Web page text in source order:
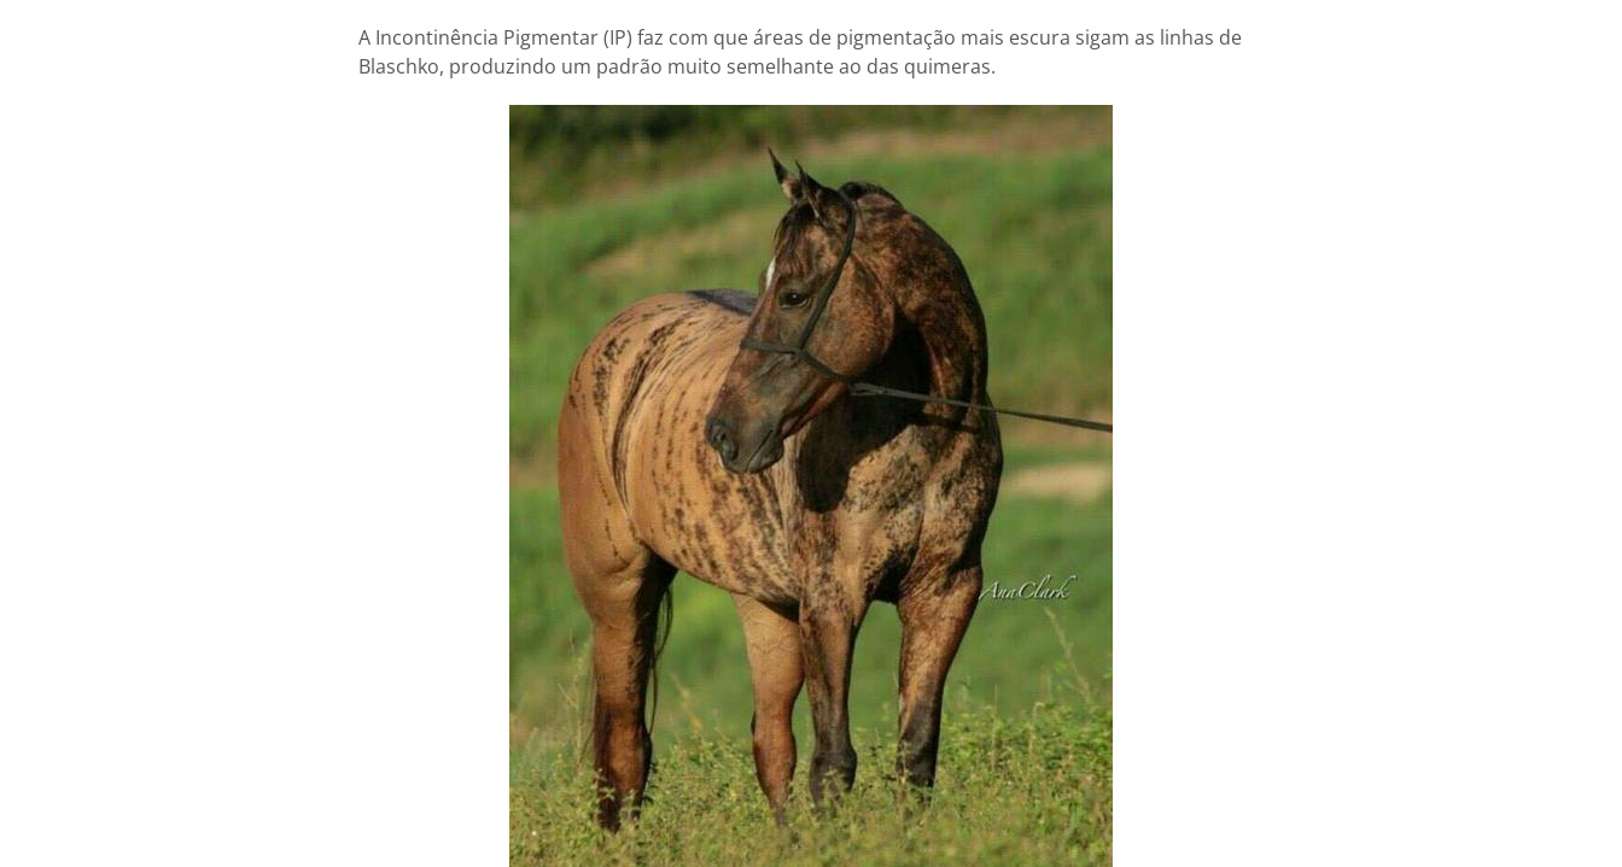
A Incontinência Pigmentar (IP) faz com que áreas de pigmentação mais escura sigam as linhas de
Blaschko, produzindo um padrão muito semelhante ao das quimeras.